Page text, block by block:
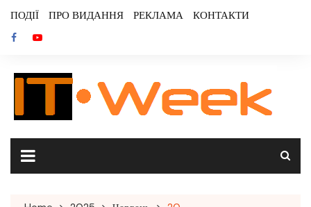
content
ПОДІЇ ПРО ВИДАННЯ РЕКЛАМА КОНТАКТИ